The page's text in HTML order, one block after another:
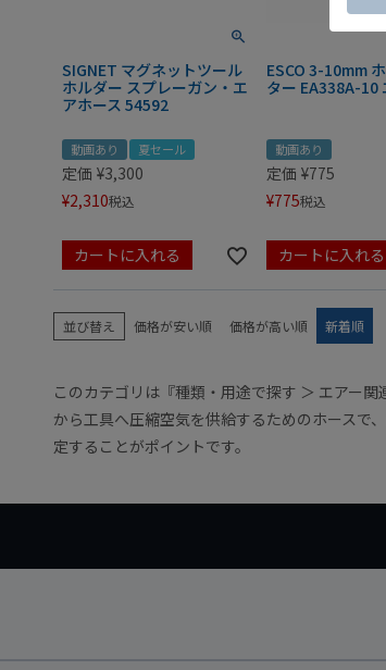
SIGNET マグネットツール
ホルダー スプレーガン・エ
アホース 54592
動画あり 夏セール
定価 ¥3,300
¥2,310税込
カートに入れる
ESCO 3-10mm
ター EA338A-10
動画あり
定価 ¥775
¥775税込
カートに入れる
並び替え 価格が安い順 価格が高い順 新着順
このカテゴリは『種類・用途で探す ＞ エアー
から工具へ圧縮空気を供給するためのホースで
定することがポイントです。